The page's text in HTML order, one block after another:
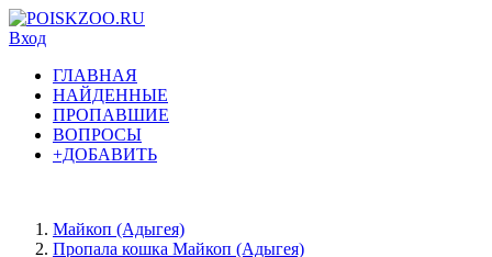
Вход
ГЛАВНАЯ
НАЙДЕННЫЕ
ПРОПАВШИЕ
ВОПРОСЫ
+ДОБАВИТЬ
Майкоп (Адыгея)
Пропала кошка Майкоп (Адыгея)